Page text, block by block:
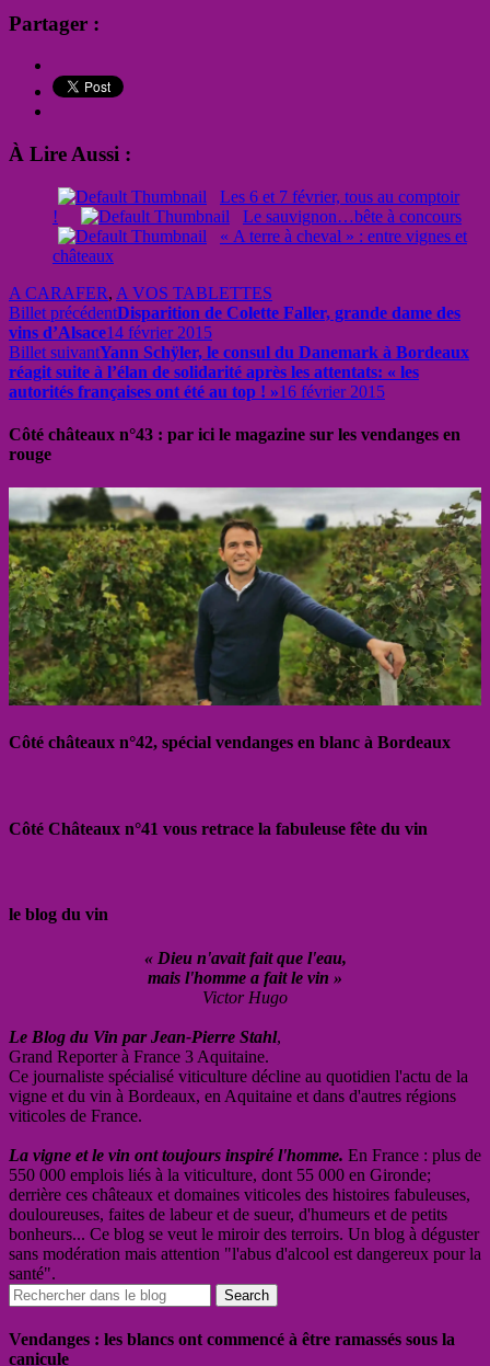
Partager :
À Lire Aussi :
Les 6 et 7 février, tous au comptoir
!
Le sauvignon…bête à concours
« A terre à cheval » : entre vignes et
châteaux
A CARAFER, A VOS TABLETTES
Billet précédentDisparition de Colette Faller, grande dame des
vins d’Alsace14 février 2015
Billet suivantYann Schÿler, le consul du Danemark à Bordeaux
réagit suite à l’élan de solidarité après les attentats: « les
autorités françaises ont été au top ! »16 février 2015
Côté châteaux n°43 : par ici le magazine sur les vendanges en
rouge
Côté châteaux n°42, spécial vendanges en blanc à Bordeaux
Côté Châteaux n°41 vous retrace la fabuleuse fête du vin
le blog du vin
« Dieu n'avait fait que l'eau,
mais l'homme a fait le vin »
Victor Hugo
Le Blog du Vin par Jean-Pierre Stahl,
Grand Reporter à France 3 Aquitaine.
Ce journaliste spécialisé viticulture décline au quotidien l'actu de la
vigne et du vin à Bordeaux, en Aquitaine et dans d'autres régions
viticoles de France.
La vigne et le vin ont toujours inspiré l'homme. En France : plus de
550 000 emplois liés à la viticulture, dont 55 000 en Gironde;
derrière ces châteaux et domaines viticoles des histoires fabuleuses,
douloureuses, faites de labeur et de sueur, d'humeurs et de petits
bonheurs... Ce blog se veut le miroir des terroirs. Un blog à déguster
sans modération mais attention "l'abus d'alcool est dangereux pour la
santé".
Vendanges : les blancs ont commencé à être ramassés sous la
canicule